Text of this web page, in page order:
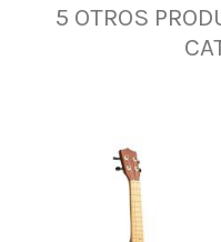
5 OTROS